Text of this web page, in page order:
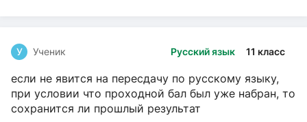
Русский язык 11 класс
У Ученик
если не явится на пересдачу по русскому языку,
при условии что проходной бал был уже набран, то
сохранится ли прошлый результат